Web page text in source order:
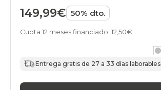
149,99€ 50% dto.
Cuota 12 meses financiado: 12,50€
Entrega gratis de 27 a 33 días laborables